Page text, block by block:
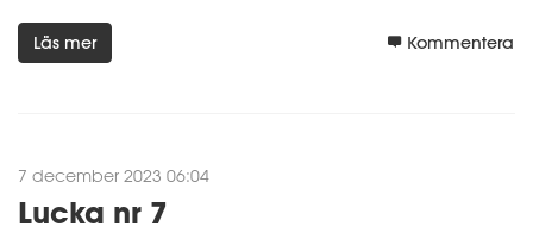
Läs mer Kommentera
7 december 2023 06:04
Lucka nr 7